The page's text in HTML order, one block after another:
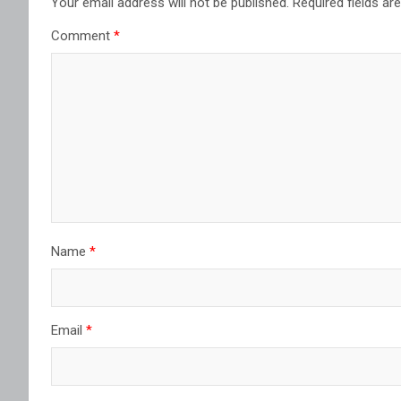
Comment *
Name *
Email *